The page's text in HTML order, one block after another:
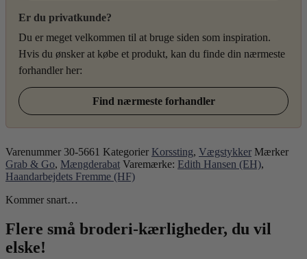
Er du privatkunde?
Du er meget velkommen til at bruge siden som inspiration.
Hvis du ønsker at købe et produkt, kan du finde din nærmeste
forhandler her:
Find nærmeste forhandler
Varenummer 30-5661 Kategorier Korssting, Vægstykker Mærker
Grab & Go, Mængderabat Varemærke: Edith Hansen (EH),
Haandarbejdets Fremme (HF)
Kommer snart…
Flere små broderi-kærligheder, du vil
elske!